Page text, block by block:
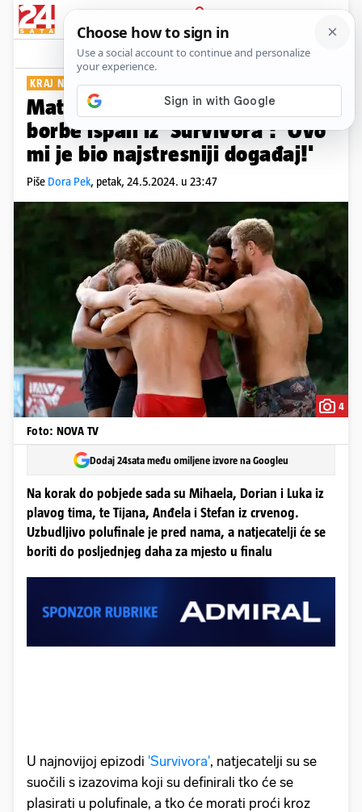
PRIJAVA
Show Komentari
KRAJ NATJECANJA
Matea i Ognjen nakon napete
borbe ispali iz 'Survivora': 'Ovo
mi je bio najstresniji događaj!'
Piše Dora Pek, petak, 24.5.2024. u 23:47
4
Foto: NOVA TV
Dodaj 24sata među omiljene izvore na Googleu
Na korak do pobjede sada su Mihaela, Dorian i Luka iz
plavog tima, te Tijana, Anđela i Stefan iz crvenog.
Uzbudljivo polufinale je pred nama, a natjecatelji će se
boriti do posljednjeg daha za mjesto u finalu
U najnovijoj epizodi 'Survivora', natjecatelji su se
suočili s izazovima koji su definirali tko će se
plasirati u polufinale, a tko će morati proći kroz